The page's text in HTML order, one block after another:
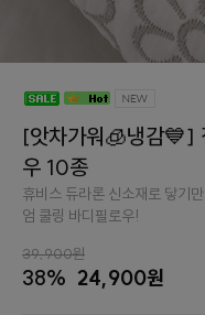
[앗차가워🧊냉감💙]
우 10종
휴비스 듀라론 신소재로 닿기
엄 쿨링 바디필로우!
39,900원
38% 24,900원